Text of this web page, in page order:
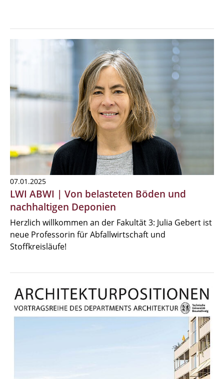
07.01.2025
LWI ABWI | Von belasteten Böden und
nachhaltigen Deponien
Herzlich willkommen an der Fakultät 3: Julia Gebert ist
neue Professorin für Abfallwirtschaft und
Stoffkreisläufe!